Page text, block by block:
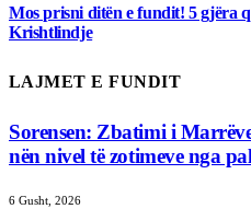
Mos prisni ditën e fundit! 5 gjëra
Krishtlindje
LAJMET E FUNDIT
Sorensen: Zbatimi i
nën nivel të zotimeve nga
6 Gusht, 2026